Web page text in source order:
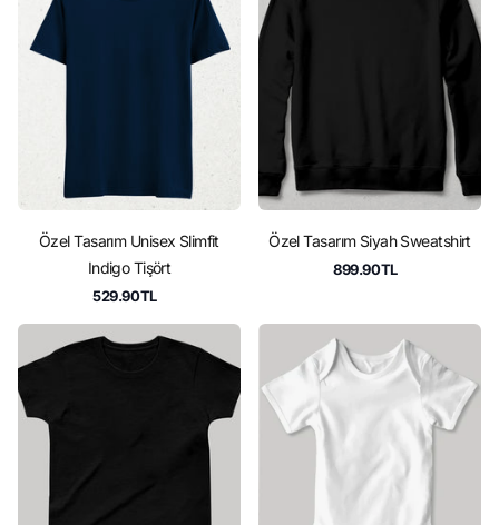
Özel Tasarım Unisex Slimfit
Indigo Tişört
529.90TL
Özel Tasarım Siyah Sweatshirt
899.90TL